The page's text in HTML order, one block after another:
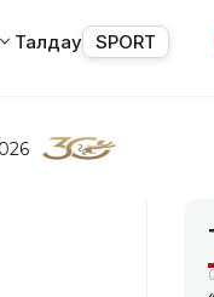
Талдау SPORT